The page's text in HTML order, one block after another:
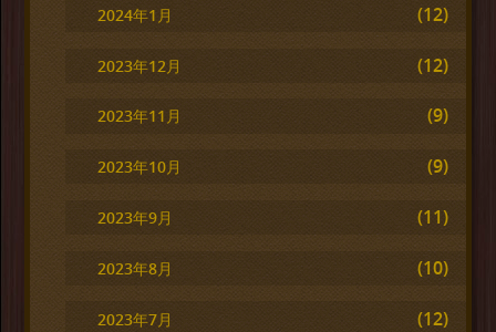
2024年1月 (12)
2023年12月 (12)
2023年11月 (9)
2023年10月 (9)
2023年9月 (11)
2023年8月 (10)
2023年7月 (12)